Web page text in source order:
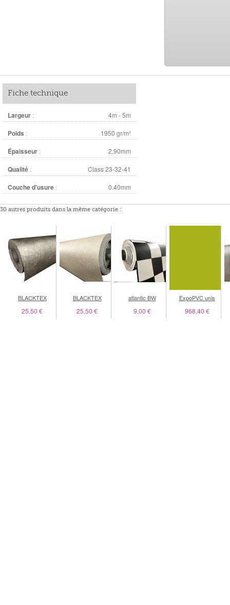
Fiche technique
Largeur : 4m - 5m
Poids : 1950 gr/m²
Épaisseur : 2.90mm
Qualité : Class 23-32-41
Couche d'usure : 0.40mm
30 autres produits dans la même catégorie :
BLACKTEX
25,50 €
BLACKTEX
25,50 €
atlantic BW
9,00 €
ExpoPVC unis
968,40 €